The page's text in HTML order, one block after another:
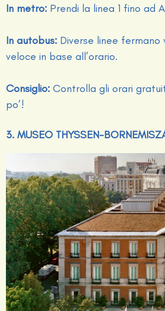
In metro: Prendi la linea 1 fino ad
In autobus: Diverse linee
veloce in base all’orario.
Consiglio: Controlla gli orari
po’!
3. MUSEO THYSSEN-